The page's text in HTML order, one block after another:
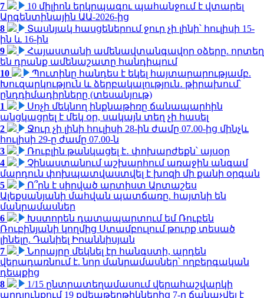
7
10 միլիոն երկրպագու պահանջում է վտարել
Արգենտինային ԱԱ-2026-ից
8
Տասնյակ հասցեներում ջուր չի լինի՝ հուլիսի 15-
ին և 16-ին
9
Հայաստանի ամենավտանգավոր օձերը. որտեղ
են դրանք ամենաշատը հանդիպում
10
Պուտինը հանդես է եկել հայտարարությամբ.
Խուզարկություն և ձերբակալություն․ թիրախում՝
ընդդիմադիրները (տեսանյութ)
1
Սոչի մեկնող ինքնաթիռը ճանապարհին
անցկացրել է մեկ օր, սակայն տեղ չի հասել
2
Ջուր չի լինի հուլիսի 28-ին ժամը 07.00-ից մինչև
հուլիսի 29-ը ժամը 07.00-ն
3
Ռուբլին թանկացել է․ փոխարժեքն՝ այսօր
4
Չինաստանում աշխարհում առաջին անգամ
մարդուն փոխպատվաստվել է խոզի մի քանի օրգան
5
Ո՞րն է սիրված արտիստ Արտաշես
Ալեքսանյանի մահվան պատճառը. հայտնի են
մանրամասներ
6
Խստորեն դատապարտում եմ Ռուբեն
Ռուբինյանի կողմից Ստամբուլում թուրք տեսած
լինելը. Դանիել Իոաննիսյան
7
Նորայրը մեկնել էր հանգստի, արդեն
վերադառնում է. նոր մանրամասներ՝ ողբերգական
դեպքից
8
1/15 ընտրատեղամասում վերահաշվարկի
արդյունքում 19 քվեաթերթիկներից 7-ը ճանաչվել է